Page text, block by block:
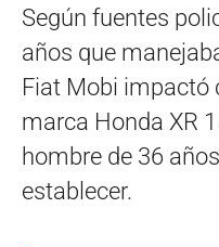
Según fuentes
años que
Fiat Mobi impactó
marca Honda XR
hombre de 36
establecer.